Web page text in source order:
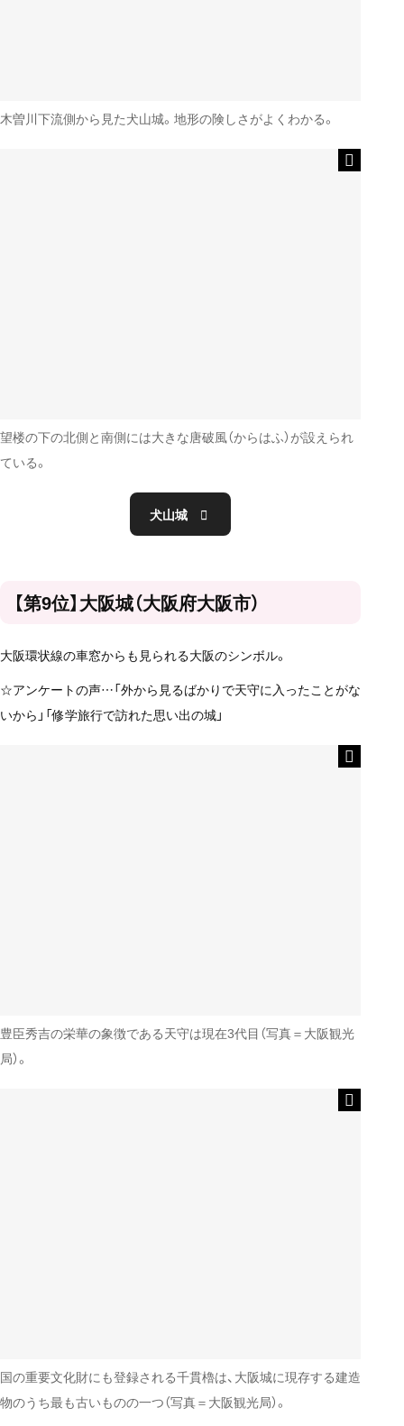
木曽川下流側から見た犬山城。地形の険しさがよくわかる。
望楼の下の北側と南側には大きな唐破風（からはふ）が設えられ
ている。
犬山城
【第9位】大阪城（大阪府大阪市）
大阪環状線の車窓からも見られる大阪のシンボル。
☆アンケートの声…「外から見るばかりで天守に入ったことがな
いから」「修学旅行で訪れた思い出の城」
豊臣秀吉の栄華の象徴である天守は現在3代目（写真＝大阪観光
局）。
国の重要文化財にも登録される千貫櫓は、大阪城に現存する建造
物のうち最も古いものの一つ（写真＝大阪観光局）。